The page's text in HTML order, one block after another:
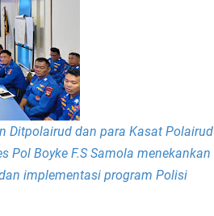
III Badminton Kapolri Cup 2026
Lewat Patroli
Cilinaya
Wisatawan Berikan HT
Bendera Merah Putih
Ditpolairud dan para Kasat Polairud
Pol Boyke F.S Samola menekankan
implementasi program Polisi